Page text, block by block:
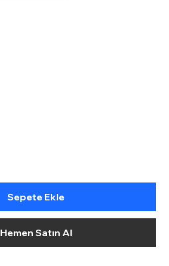
Sepete Ekle
Hemen Satın Al